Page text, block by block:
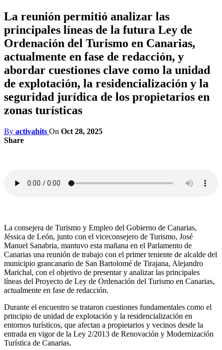
La reunión permitió analizar las
principales líneas de la futura Ley de
Ordenación del Turismo en Canarias,
actualmente en fase de redacción, y
abordar cuestiones clave como la unidad
de explotación, la residencialización y la
seguridad jurídica de los propietarios en
zonas turísticas
By activahits On Oct 28, 2025
Share
La consejera de Turismo y Empleo del Gobierno de Canarias,
Jéssica de León, junto con el viceconsejero de Turismo, José
Manuel Sanabria, mantuvo esta mañana en el Parlamento de
Canarias una reunión de trabajo con el primer teniente de alcalde del
municipio grancanario de San Bartolomé de Tirajana, Alejandro
Marichal, con el objetivo de presentar y analizar las principales
líneas del Proyecto de Ley de Ordenación del Turismo en Canarias,
actualmente en fase de redacción.
Durante el encuentro se trataron cuestiones fundamentales como el
principio de unidad de explotación y la residencialización en
entornos turísticos, que afectan a propietarios y vecinos desde la
entrada en vigor de la Ley 2/2013 de Renovación y Modernización
Turística de Canarias.